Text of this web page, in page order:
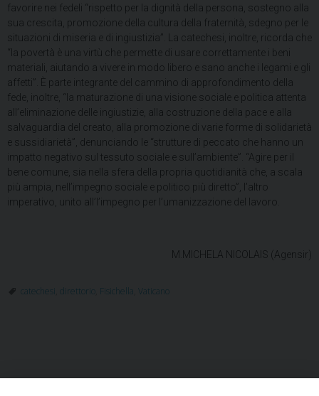
favorire nei fedeli “rispetto per la dignità della persona, sostegno alla
sua crescita, promozione della cultura della fraternità, sdegno per le
situazioni di miseria e di ingiustizia”. La catechesi, inoltre, ricorda che
“la povertà è una virtù che permette di usare correttamente i beni
materiali, aiutando a vivere in modo libero e sano anche i legami e gli
affetti”. È parte integrante del cammino di approfondimento della
fede, inoltre, “la maturazione di una visione sociale e politica attenta
all’eliminazione delle ingiustizie, alla costruzione della pace e alla
salvaguardia del creato, alla promozione di varie forme di solidarietà
e sussidiarietà”, denunciando le “strutture di peccato che hanno un
impatto negativo sul tessuto sociale e sull’ambiente”. “Agire per il
bene comune, sia nella sfera della propria quotidianità che, a scala
più ampia, nell’impegno sociale e politico più diretto”, l’altro
imperativo, unito all’l’impegno per l’umanizzazione del lavoro.
M.MICHELA NICOLAIS (Agensir)
catechesi direttorio Fisichella Vaticano